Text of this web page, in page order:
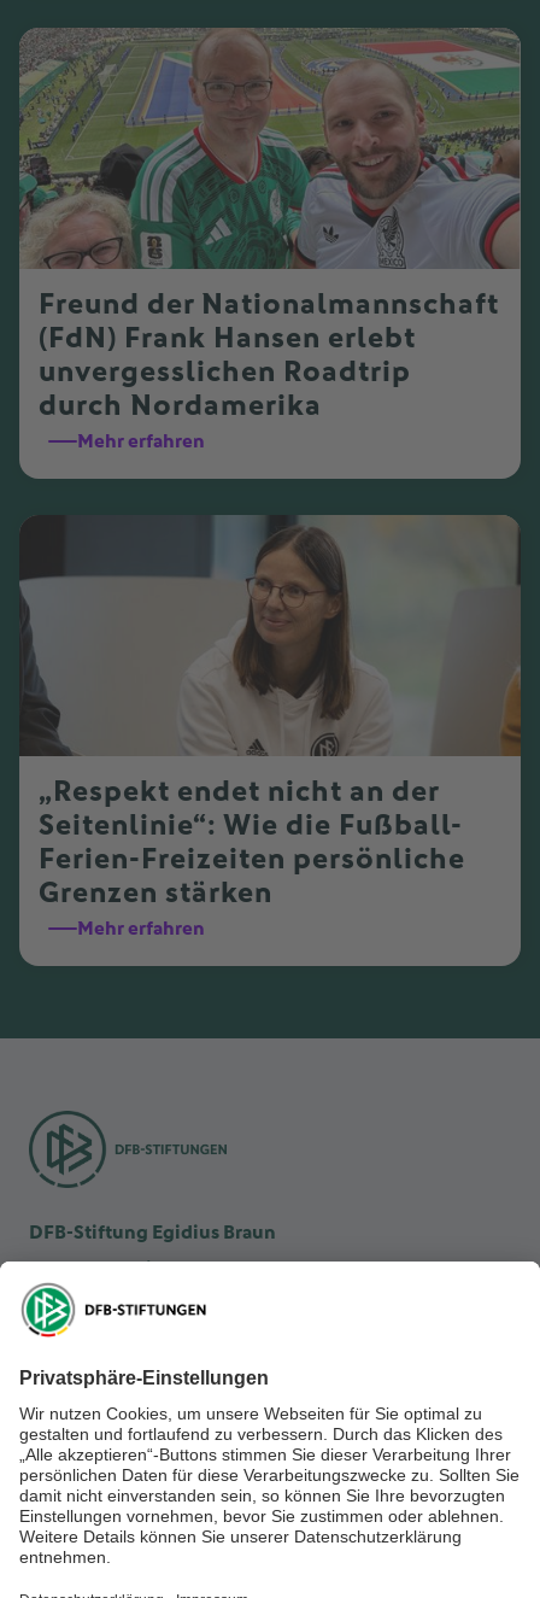
Freund der Nationalmannschaft
(FdN) Frank Hansen erlebt
unvergesslichen Roadtrip
durch Nordamerika
Mehr erfahren
„Respekt endet nicht an der
Seitenlinie“: Wie die Fußball-
Ferien-Freizeiten persönliche
Grenzen stärken
Mehr erfahren
DFB-Stiftung Egidius Braun
DFB-Stiftung Sepp Herberger
NEWSLETTER ABONNIEREN
Anmelden